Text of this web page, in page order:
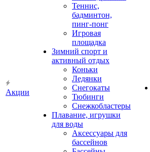
Акции
Теннис,
бадминтон,
пинг-понг
Игровая
площадка
Зимний спорт и
активный отдых
Коньки
Ледянки
Снегокаты
Тюбинги
Снежкобластеры
Плавание, игрушки
для воды
Аксессуары для
бассейнов